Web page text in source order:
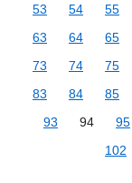
53
54 55
63
64 65
73
74 75
83
84 85
93
94 95
102